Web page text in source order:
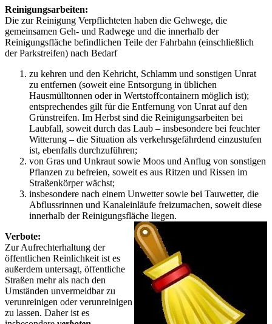
Reinigungsarbeiten:
Die zur Reinigung Verpflichteten haben die Gehwege, die
gemeinsamen Geh- und Radwege und die innerhalb der
Reinigungsfläche befindlichen Teile der Fahrbahn (einschließlich
der Parkstreifen) nach Bedarf
zu kehren und den Kehricht, Schlamm und sonstigen Unrat
zu entfernen (soweit eine Entsorgung in üblichen
Hausmülltonnen oder in Wertstoffcontainern möglich ist);
entsprechendes gilt für die Entfernung von Unrat auf den
Grünstreifen. Im Herbst sind die Reinigungsarbeiten bei
Laubfall, soweit durch das Laub – insbesondere bei feuchter
Witterung – die Situation als verkehrsgefährdend einzustufen
ist, ebenfalls durchzuführen;
von Gras und Unkraut sowie Moos und Anflug von sonstigen
Pflanzen zu befreien, soweit es aus Ritzen und Rissen im
Straßenkörper wächst;
insbesondere nach einem Unwetter sowie bei Tauwetter, die
Abflussrinnen und Kanaleinläufe freizumachen, soweit diese
innerhalb der Reinigungsfläche liegen.
Verbote:
Zur Aufrechterhaltung der
öffentlichen Reinlichkeit ist es
außerdem untersagt, öffentliche
Straßen mehr als nach den
Umständen unvermeidbar zu
verunreinigen oder verunreinigen
zu lassen. Daher ist es